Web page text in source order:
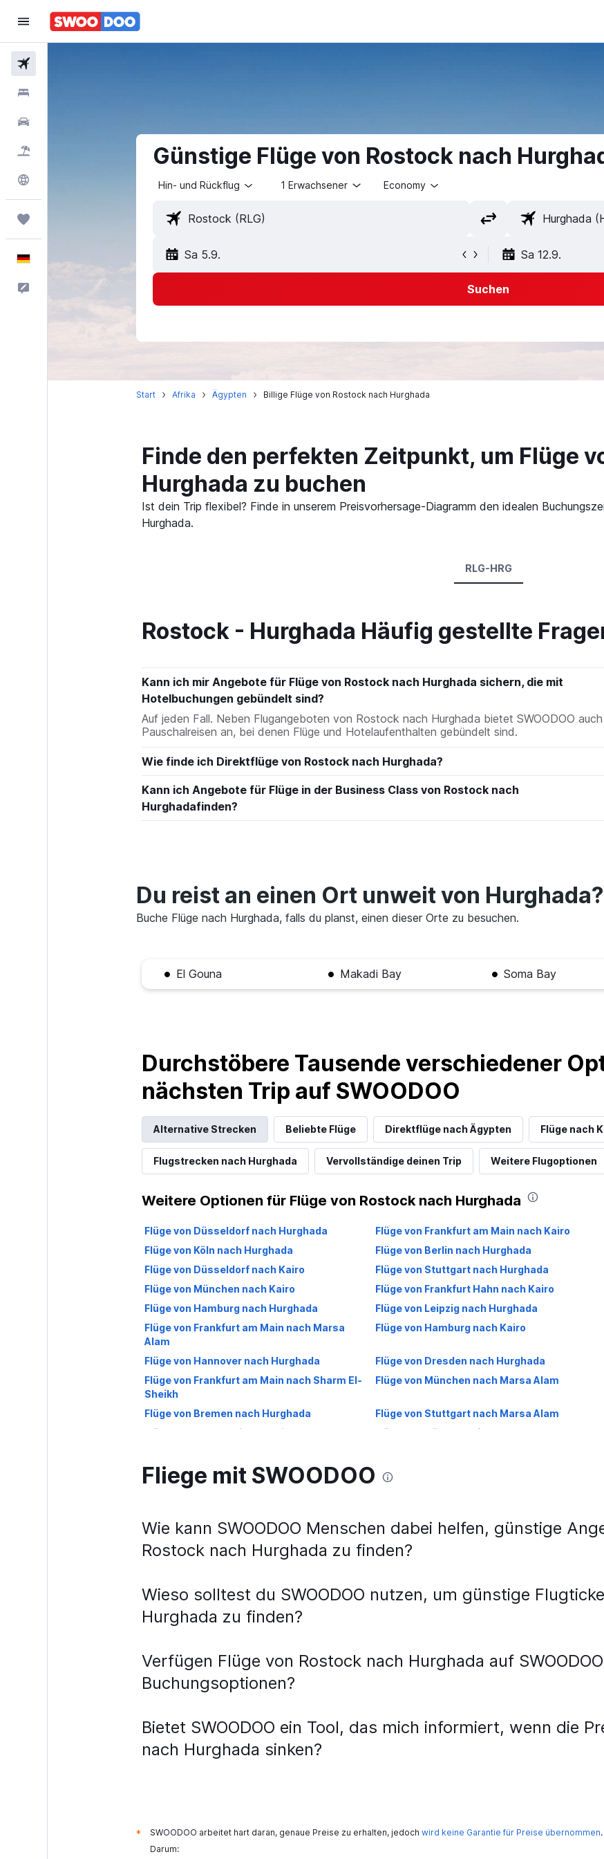
Günstige Flüge von Rostock nach
Hin- und Rückflug 1 Erwachsener Economy
Sa 5.9. Sa 12.9.
Suchen
Start Afrika Ägypten Billige Flüge von Rostock nach Hurghada
Finde den perfekten Zeitpunkt, um Flüge
Hurghada zu buchen
Ist dein Trip flexibel? Finde in unserem Preisvorhersage-Diagramm den idealen
Hurghada.
RLG-HRG
Rostock - Hurghada Häufig gestellte
Kann ich mir Angebote für Flüge von Rostock nach Hurghada sichern, die mit
Hotelbuchungen gebündelt sind?
Auf jeden Fall. Neben Flugangeboten von Rostock nach Hurghada bietet SWOODOO auch
Pauschalreisen an, bei denen Flüge und Hotelaufenthalten gebündelt sind.
Wie finde ich Direktflüge von Rostock nach Hurghada?
Kann ich Angebote für Flüge in der Business Class von Rostock nach
Hurghadafinden?
Du reist an einen Ort unweit von Hurghada?
Buche Flüge nach Hurghada, falls du planst, einen dieser Orte zu besuchen.
El Gouna Makadi Bay Soma Bay
Durchstöbere Tausende verschiedener
nächsten Trip auf SWOODOO
Alternative Strecken Beliebte Flüge Direktflüge nach Ägypten Flüge nach
Flugstrecken nach Hurghada Vervollständige deinen Trip Weitere Flugoptionen
Weitere Optionen für Flüge von Rostock nach Hurghada
Flüge von Düsseldorf nach Hurghada Flüge von Frankfurt am Main nach Kairo
Flüge von Köln nach Hurghada
Flüge von Berlin nach Hurghada
Flüge von Düsseldorf nach Kairo
Flüge von Stuttgart nach Hurghada
Flüge von München nach Kairo
Flüge von Frankfurt Hahn nach Kairo
Flüge von Hamburg nach Hurghada
Flüge von Leipzig nach Hurghada
Flüge von Frankfurt am Main nach Marsa
Alam
Flüge von Hamburg nach Kairo
Flüge von Hannover nach Hurghada Flüge von Dresden nach Hurghada
Flüge von Frankfurt am Main nach Sharm El-
Sheikh
Flüge von München nach Marsa Alam
Flüge von Bremen nach Hurghada Flüge von Stuttgart nach Marsa Alam
Flüge von Weeze, Niederrhein nach Hurghada
Flüge von Düsseldorf nach Marsa Alam
Flüge von Karlsruhe nach Hurghada
Flüge von Berlin nach Marsa Alam
Flüge von München nach Alexandria
Sheikh
Flüge von Hannover nach Sharm El-Sheikh Flüge von Köln nach Marsa Alam
Flüge von Düsseldorf nach Alexandria
Fliege mit SWOODOO
Wie kann SWOODOO Menschen dabei helfen, günstige
Rostock nach Hurghada zu finden?
Wieso solltest du SWOODOO nutzen, um günstige
Hurghada zu finden?
Verfügen Flüge von Rostock nach Hurghada auf
Buchungsoptionen?
Bietet SWOODOO ein Tool, das mich informiert, wenn die
nach Hurghada sinken?
* SWOODOO arbeitet hart daran, genaue Preise zu erhalten, jedoch wird keine Garantie für Preise übernommen.
Darum: